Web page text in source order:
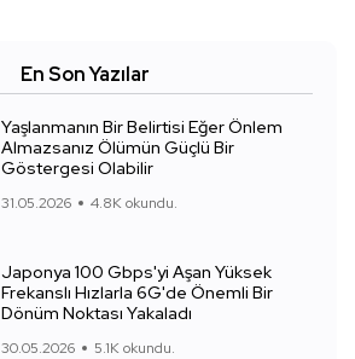
En Son Yazılar
Yaşlanmanın Bir Belirtisi Eğer Önlem
Almazsanız Ölümün Güçlü Bir
Göstergesi Olabilir
31.05.2026 4.8K okundu.
Japonya 100 Gbps'yi Aşan Yüksek
Frekanslı Hızlarla 6G'de Önemli Bir
Dönüm Noktası Yakaladı
30.05.2026 5.1K okundu.